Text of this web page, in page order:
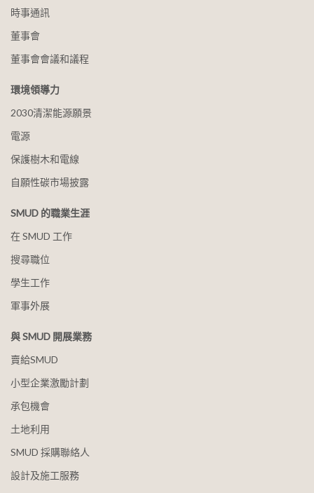
時事通訊
董事會
董事會會議和議程
環境領導力
2030清潔能源願景
電源
保護樹木和電線
自願性碳市場披露
SMUD 的職業生涯
在 SMUD 工作
搜尋職位
學生工作
軍事外展
與 SMUD 開展業務
賣給SMUD
小型企業激勵計劃
承包機會
土地利用
SMUD 採購聯絡人
設計及施工服務